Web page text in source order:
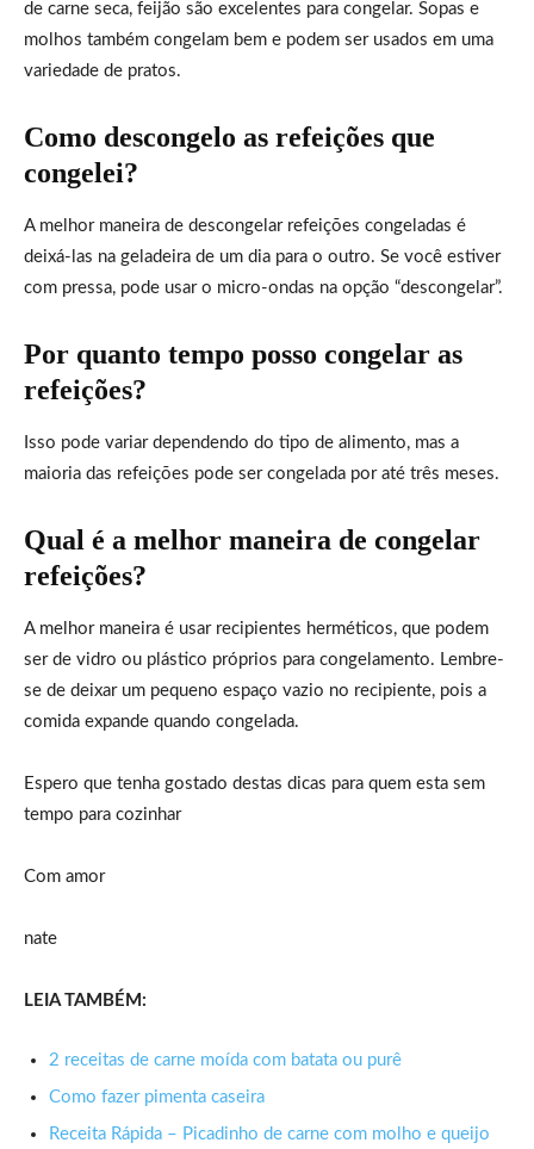
de carne seca, feijão são excelentes para congelar. Sopas e
molhos também congelam bem e podem ser usados em uma
variedade de pratos.
Como descongelo as refeições que
congelei?
A melhor maneira de descongelar refeições congeladas é
deixá-las na geladeira de um dia para o outro. Se você estiver
com pressa, pode usar o micro-ondas na opção “descongelar”.
Por quanto tempo posso congelar as
refeições?
Isso pode variar dependendo do tipo de alimento, mas a
maioria das refeições pode ser congelada por até três meses.
Qual é a melhor maneira de congelar
refeições?
A melhor maneira é usar recipientes herméticos, que podem
ser de vidro ou plástico próprios para congelamento. Lembre-
se de deixar um pequeno espaço vazio no recipiente, pois a
comida expande quando congelada.
Espero que tenha gostado destas dicas para quem esta sem
tempo para cozinhar
Com amor
nate
LEIA TAMBÉM:
2 receitas de carne moída com batata ou purê
Como fazer pimenta caseira
Receita Rápida – Picadinho de carne com molho e queijo